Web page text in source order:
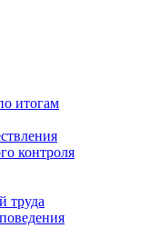
итогам
контроля
труда